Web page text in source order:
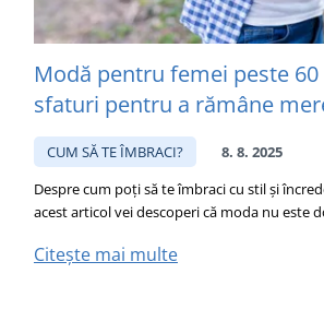
Modă pentru femei peste 60
sfaturi pentru a rămâne
CUM SĂ TE ÎMBRACI?
8. 8. 2025
Despre cum poți să te îmbraci cu stil și
acest articol vei descoperi că moda nu este
Citește mai multe